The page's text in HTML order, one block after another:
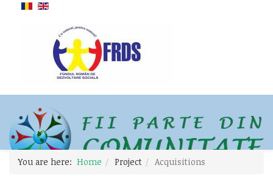
You are here: Home Project Acquisitions